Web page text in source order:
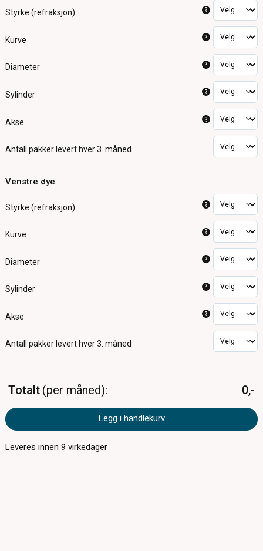
Styrke (refraksjon) ?
Kurve ?
Diameter ?
Sylinder ?
Akse ?
Antall pakker levert hver 3. måned
Venstre øye
Styrke (refraksjon) ?
Kurve ?
Diameter ?
Sylinder ?
Akse ?
Antall pakker levert hver 3. måned
Totalt per måned 0,-
Legg i handlekurv
Leveres innen9 virkedager